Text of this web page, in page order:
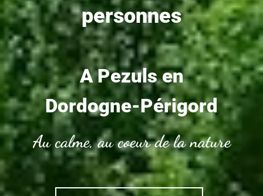
personnes
A Pezuls en
Dordogne-Périgord
Au calme, au coeur de la nature